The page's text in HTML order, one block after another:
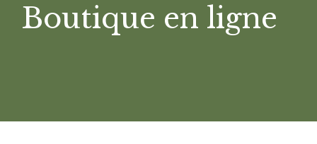
Boutique en ligne